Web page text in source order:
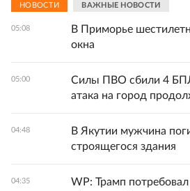
НОВОСТИ ВАЖНЫЕ НОВОСТИ
05:08
В Приморье
окна
05:00
Силы ПВО сбили 4
атака на город
04:48
В Якутии мужчина
строящегося здания
04:35
WP: Трамп потребовал